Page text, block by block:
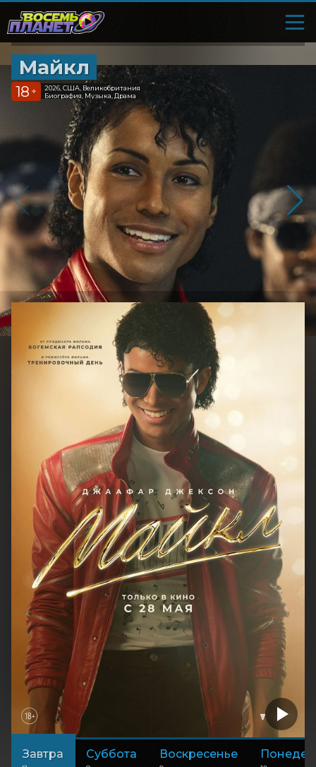
Майкл
18 +
2026, США, Великобритания
Биография, Музыка, Драма
Завтра Суббота Воскресенье